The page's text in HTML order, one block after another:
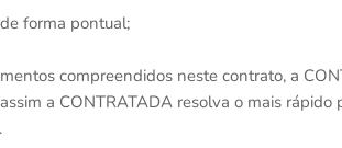
forma pontual;
compreendidos neste contrato, a
a CONTRATADA resolva o mais rápido